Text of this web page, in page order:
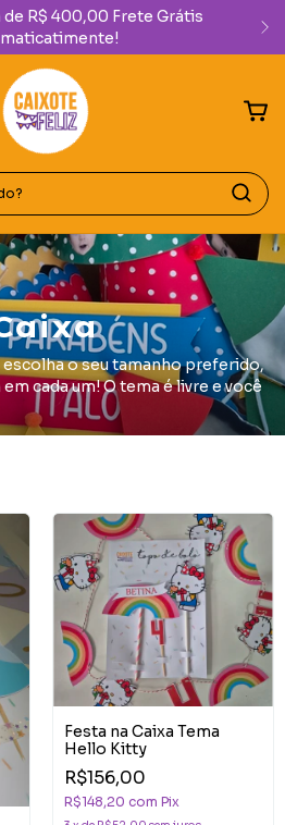
R$ 400,00 Frete Grátis
o seu tamanho preferido,
cada um! O tema é livre e você
Festa na Caixa Tema
Hello Kitty
R$156,00
R$148,20 com Pix